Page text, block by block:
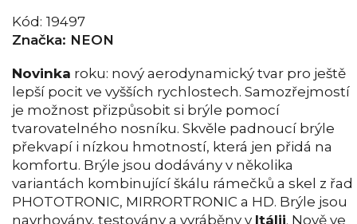
Kód: 19497
Značka: NEON
Novinka roku: nový aerodynamický tvar pro ještě
lepší pocit ve vyšších rychlostech. Samozřejmostí
je možnost přizpůsobit si brýle pomocí
tvarovatelného nosníku. Skvěle padnoucí brýle
překvapí i nízkou hmotností, která jen přidá na
komfortu. Brýle jsou dodávány v několika
variantách kombinující škálu rámečků a skel z řad
PHOTOTRONIC, MIRRORTRONIC a HD. Brýle jsou
navrhovány, testovány a vyráběny v Itálii. Nově ve